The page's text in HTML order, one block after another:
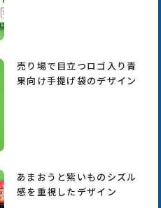
売り場で目立つロゴ入り青
果向け手提げ袋のデザイン
あまおうと紫いものシズル
感を重視したデザイン